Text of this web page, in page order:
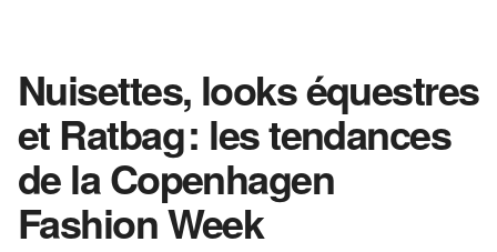
Nuisettes, looks équestres
et Ratbag : les tendances
de la Copenhagen
Fashion Week